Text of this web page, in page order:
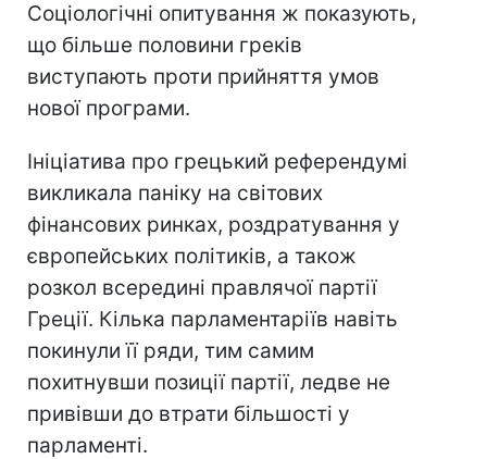
Соціологічні опитування ж показують,
що більше половини греків
виступають проти прийняття умов
нової програми.
Ініціатива про грецький референдумі
викликала паніку на світових
фінансових ринках, роздратування у
європейських політиків, а також
розкол всередині правлячої партії
Греції. Кілька парламентаріїв навіть
покинули її ряди, тим самим
похитнувши позиції партії, ледве не
привівши до втрати більшості у
парламенті.